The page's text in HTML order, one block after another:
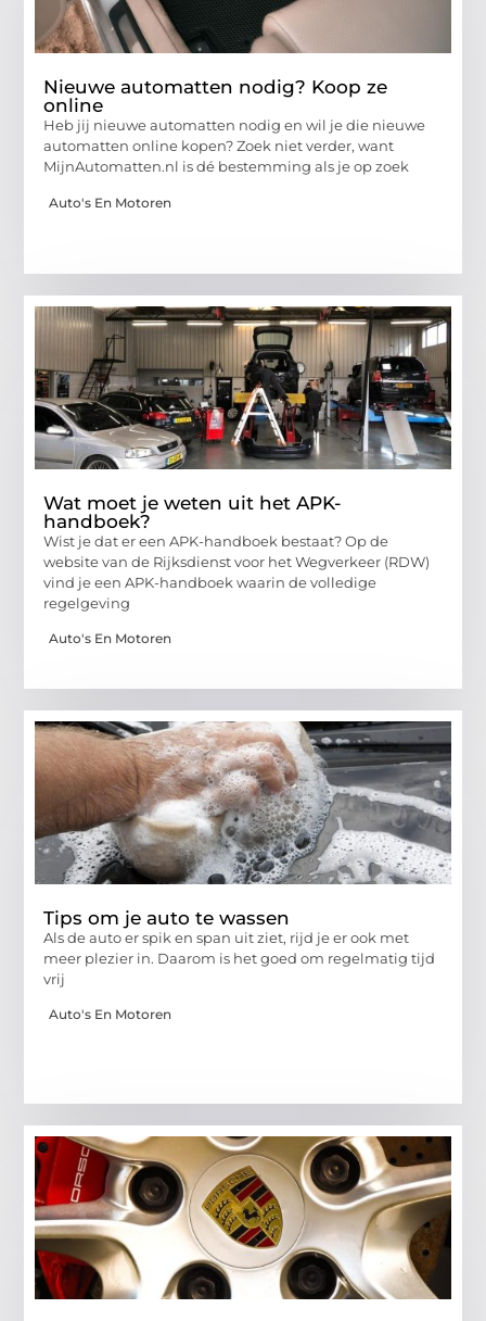
Nieuwe automatten nodig? Koop ze
online
Heb jij nieuwe automatten nodig en wil je die nieuwe
automatten online kopen? Zoek niet verder, want
MijnAutomatten.nl is dé bestemming als je op zoek
Auto's En Motoren
Wat moet je weten uit het APK-
handboek?
Wist je dat er een APK-handboek bestaat? Op de
website van de Rijksdienst voor het Wegverkeer (RDW)
vind je een APK-handboek waarin de volledige
regelgeving
Auto's En Motoren
Tips om je auto te wassen
Als de auto er spik en span uit ziet, rijd je er ook met
meer plezier in. Daarom is het goed om regelmatig tijd
vrij
Auto's En Motoren